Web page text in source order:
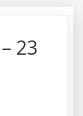
23